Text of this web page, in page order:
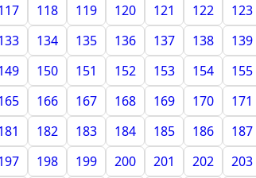
118 119 120 121 122 123
134 135 136 137 138 139
150 151 152 153 154 155
166 167 168 169 170 171
182 183 184 185 186 187
198 199 200 201 202 203